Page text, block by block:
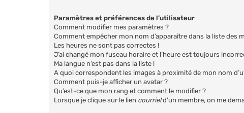
Paramètres et préférences de l’utilisateur
Comment modifier mes paramètres ?
Comment empêcher mon nom d’apparaître dans la liste des
Les heures ne sont pas correctes !
J’ai changé mon fuseau horaire et l’heure est toujours
Ma langue n’est pas dans la liste !
A quoi correspondent les images à proximité de mon nom
Comment puis-je afficher un avatar ?
Qu’est-ce que mon rang et comment le modifier ?
Lorsque je clique sur le lien courrield’un membre, on me